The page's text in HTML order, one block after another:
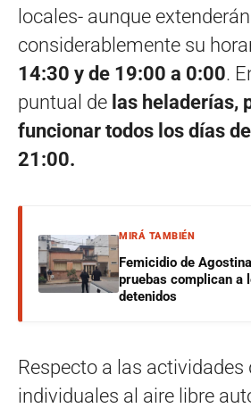
locales- aunque extenderán
considerablemente su
14:30 y de 19:00 a 0:00.
puntual de las heladerías,
funcionar todos los días
21:00.
MIRÁ TAMBIÉN
Femicidio de
pruebas complican a
detenidos
Respecto a las actividades
individuales al aire libre